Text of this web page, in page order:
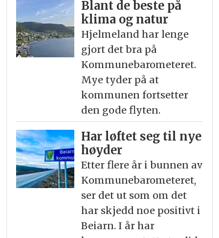
Blant de beste på
klima og natur
Hjelmeland har lenge
gjort det bra på
Kommunebarometeret.
Mye tyder på at
kommunen fortsetter
den gode flyten.
Har løftet seg til nye
høyder
Etter flere år i bunnen av
Kommunebarometeret,
ser det ut som om det
har skjedd noe positivt i
Beiarn. I år har